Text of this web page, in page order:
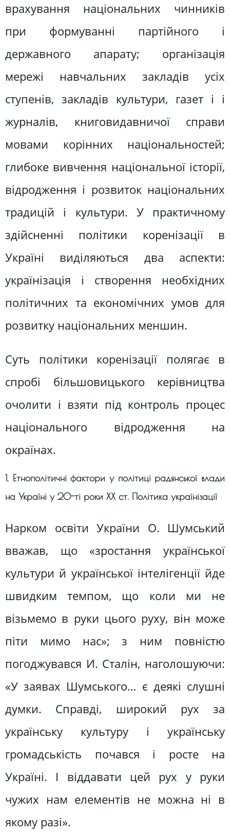
врахування національних чинників
при формуванні партійного і
державного апарату; організація
мережі навчальних закладів усіх
ступенів, закладів культури, газет і і
журналів, книговидавничої справи
мовами корінних національностей;
глибоке вивчення національної історії,
відродження і розвиток національних
традицій і культури. У практичному
здійсненні політики коренізації в
Україні виділяються два аспекти:
українізація і створення необхідних
політичних та економічних умов для
розвитку національних меншин.
Суть політики коренізації полягає в
спробі більшовицького керівництва
очолити і взяти під контроль процес
національного відродження на
окраїнах.
1. Етнополітичні фактори у політиці радянської влади
на Україні у 20-ті роки XX ст. Політика українізації
Нарком освіти України О. Шумський
вважав, що «зростання української
культури й української інтелігенції йде
швидким темпом, що коли ми не
візьмемо в руки цього руху, він може
піти мимо нас»; з ним повністю
погоджувався И. Сталін, наголошуючи:
«У заявах Шумського… є деякі слушні
думки. Справді, широкий рух за
українську культуру і українську
громадськість почався і росте на
Україні. І віддавати цей рух у руки
чужих нам елементів не можна ні в
якому разі».